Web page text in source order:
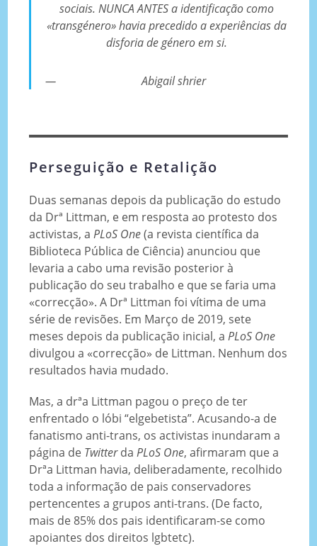
sociais. NUNCA ANTES a identificação como
«transgénero» havia precedido a experiências da
disforia de género em si.
Abigail shrier
Perseguição e Retalição
Duas semanas depois da publicação do estudo
da Drª Littman, e em resposta ao protesto dos
activistas, aPLoS One(a revista científica da
Biblioteca Pública de Ciência) anunciou que
levaria a cabo uma revisão posterior à
publicação do seu trabalho e que se faria uma
«correcção». A Drª Littman foi vítima de uma
série de revisões. Em Março de 2019, sete
meses depois da publicação inicial, aPLoS One
divulgou a «correcção» de Littman. Nenhum dos
resultados havia mudado.
Mas, a drªa Littman pagou o preço de ter
enfrentado o lóbi “elgebetista”. Acusando-a de
fanatismo anti-trans, os activistas inundaram a
página de TwitterdaPLoS One, afirmaram que a
Drªa Littman havia, deliberadamente, recolhido
toda a informação de pais conservadores
pertencentes a grupos anti-trans. (De facto,
mais de 85% dos pais identificaram-se como
apoiantes dos direitos lgbtetc).